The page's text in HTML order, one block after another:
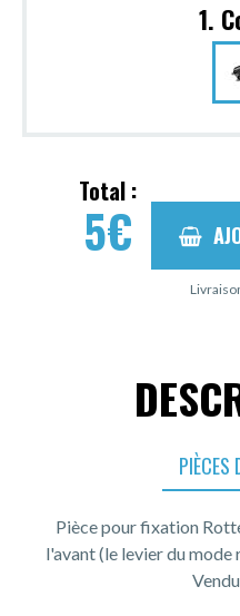
1.
Total :
5€
PIÈCES
Pièce pour fixation
l'avant (le levier du mode